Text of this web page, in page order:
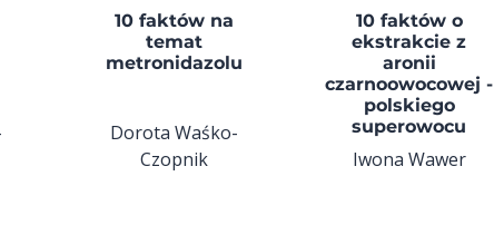
10 faktów na
temat
metronidazolu
Dorota Waśko-
Czopnik
10 faktów o
ekstrakcie z
aronii
czarnoowocowej -
polskiego
superowocu
Iwona Wawer